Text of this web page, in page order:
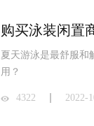
购买泳装闲置
夏天游泳是最舒服和
用？
4322 2022-